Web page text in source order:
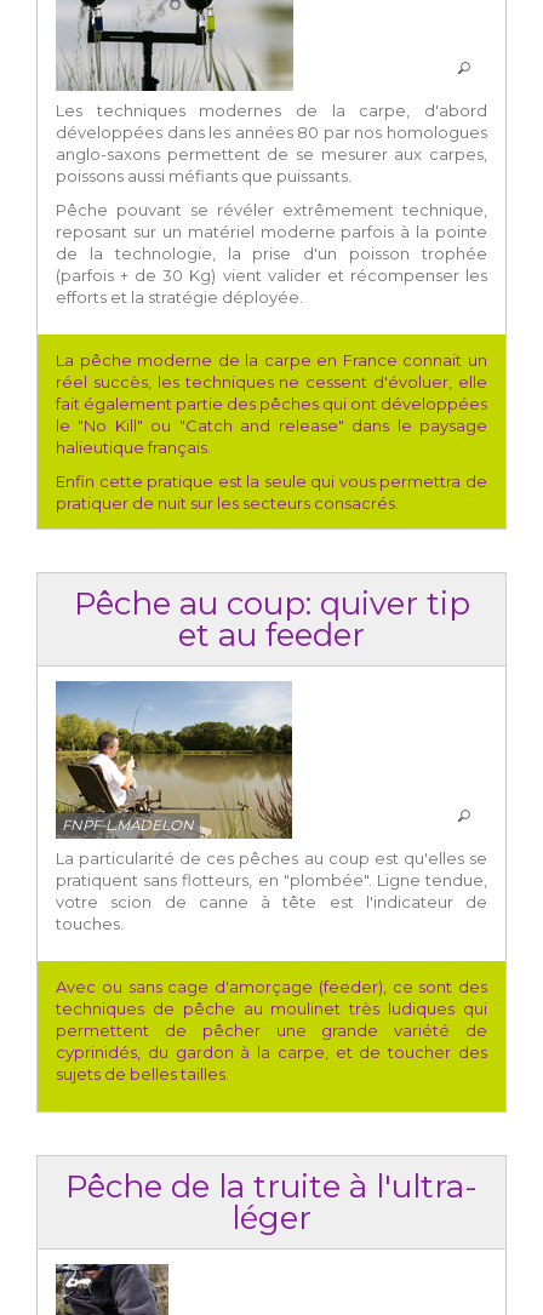
Les techniques modernes de la carpe, d'abord
développées dans les années 80 par nos homologues
anglo-saxons permettent de se mesurer aux carpes,
poissons aussi méfiants que puissants.
Pêche pouvant se révéler extrêmement technique,
reposant sur un matériel moderne parfois à la pointe
de la technologie, la prise d'un poisson trophée
(parfois + de 30 Kg) vient valider et récompenser les
efforts et la stratégie déployée.
La pêche moderne de la carpe en France connait un
réel succès, les techniques ne cessent d'évoluer, elle
fait également partie des pêches qui ont développées
le "No Kill" ou "Catch and release" dans le paysage
halieutique français.
Enfin cette pratique est la seule qui vous permettra de
pratiquer de nuit sur les secteurs consacrés.
Pêche au coup: quiver tip
et au feeder
FNPF-L.MADELON
La particularité de ces pêches au coup est qu'elles se
pratiquent sans flotteurs, en "plombée". Ligne tendue,
votre scion de canne à tête est l'indicateur de
touches.
Avec ou sans cage d'amorçage (feeder), ce sont des
techniques de pêche au moulinet très ludiques qui
permettent de pêcher une grande variété de
cyprinidés, du gardon à la carpe, et de toucher des
sujets de belles tailles.
Pêche de la truite à l'ultra-
léger